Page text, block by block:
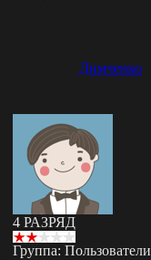
Димченко
4 РАЗРЯД
Группа: Пользователи